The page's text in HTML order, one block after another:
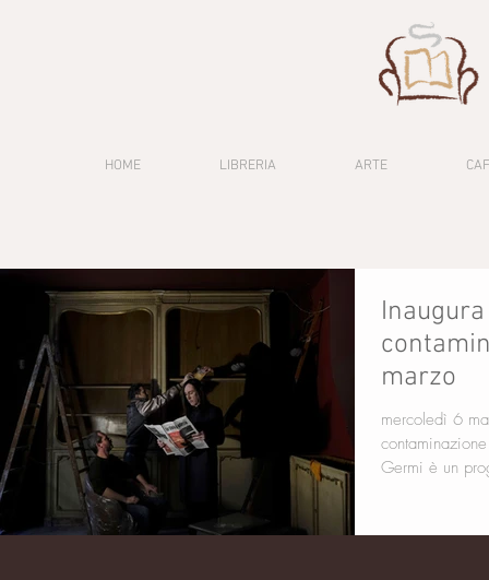
HOME LIBRERIA ARTE
marzo
mercoledì 6
contaminazione Via Cicco Simonetta 14/A,
Germi è un